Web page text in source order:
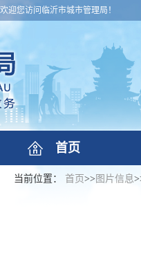
欢迎您访问临沂市城市管理局！
首页
当前位置： 首页>> 图片信息